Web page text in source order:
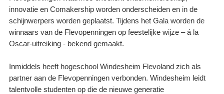
innovatie en Comakership worden onderscheiden en in de
schijnwerpers worden geplaatst. Tijdens het Gala worden de
winnaars van de Flevopenningen op feestelijke wijze – á la
Oscar-uitreiking - bekend gemaakt.
Inmiddels heeft hogeschool Windesheim Flevoland zich als
partner aan de Flevopenningen verbonden. Windesheim leidt
talentvolle studenten op die de nieuwe generatie